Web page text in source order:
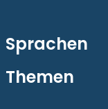
Sprachen
Themen